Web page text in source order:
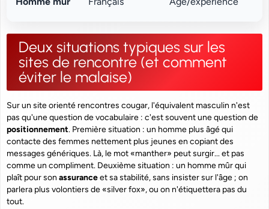
Deux situations typiques sur les
sites de rencontre (et comment
éviter le malaise)
Sur un site orienté rencontres cougar, l'équivalent masculin n'est
pas qu'une question de vocabulaire : c'est souvent une question de
positionnement. Première situation : un homme plus âgé qui
contacte des femmes nettement plus jeunes en copiant des
messages génériques. Là, le mot «manther» peut surgir... et pas
comme un compliment. Deuxième situation : un homme mûr qui
plaît pour son assuranceet sa stabilité, sans insister sur l'âge ; on
parlera plus volontiers de «silver fox», ou on n'étiquettera pas du
tout.